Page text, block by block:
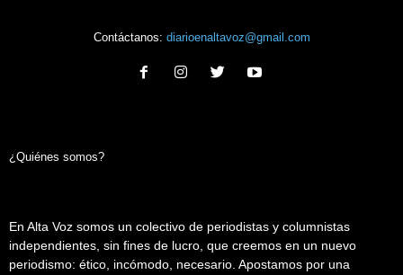
Contáctanos: diarioenaltavoz@gmail.com
¿Quiénes somos?
En Alta Voz somos un colectivo de periodistas y columnistas
independientes, sin fines de lucro, que creemos en un nuevo
periodismo: ético, incómodo, necesario. Apostamos por una